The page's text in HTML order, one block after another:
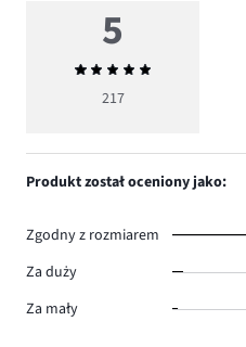
5
Średnia
ocena
217
Produkt został oceniony jako:
Zgodny z rozmiarem
Za duży
Za mały